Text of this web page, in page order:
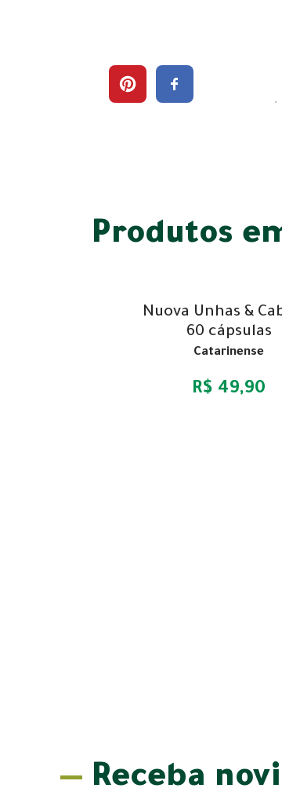
Produtos
Nuova Unhas &
60 cápsulas
Catarinense
R$ 49,90
Receba